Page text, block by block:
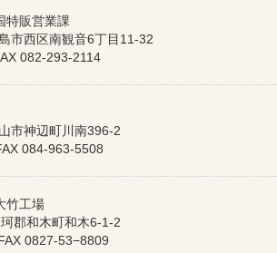
特販営業課
市西区南観音6丁目11-32
082-293-2114
市神辺町川南396-2
084-963-5508
竹工場
郡和木町和木6-1-2
0827-53−8809